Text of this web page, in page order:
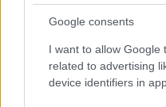
Google consents
I want to allow Google
related to advertising
device identifiers in
30·06·2011 21:16
Οι εθελοντές